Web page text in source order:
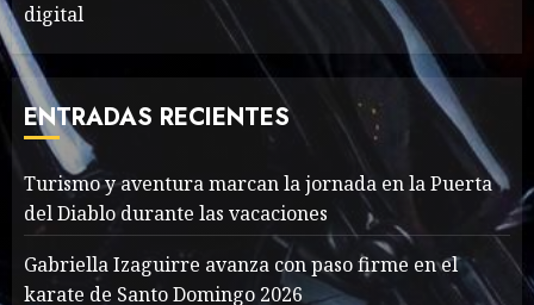
7
Valentino Goes
Deliberately Feminine for
Fall 2018
MAYO 16, 2024 765
Searching for the
forgotten heroes of World
War Two
digital
ENTRADAS RECIENTES
Turismo y aventura marcan la jornada en la Puerta
del Diablo durante las vacaciones
Gabriella Izaguirre avanza con paso firme en el
karate de Santo Domingo 2026